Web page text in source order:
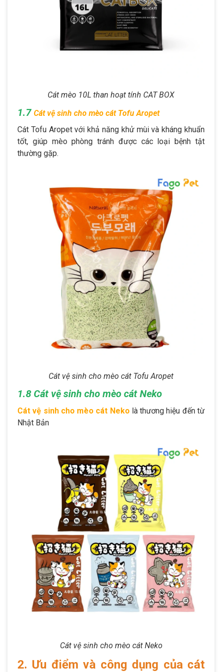
Cát mèo 10L than hoạt tính CAT BOX
1.7 Cát vệ sinh cho mèo cát Tofu Aropet
Cát Tofu Aropet với khả năng khử mùi và kháng khuẩn
tốt, giúp mèo phòng tránh được các loại bệnh tật
thường gặp.
Cát vệ sinh cho mèo cát Tofu Aropet
1.8 Cát vệ sinh cho mèo cát Neko
Cát vệ sinh cho mèo cát Neko là thương hiệu đến từ
Nhật Bản
Cát vệ sinh cho mèo cát Neko
2. Ưu điểm và công dụng của cát